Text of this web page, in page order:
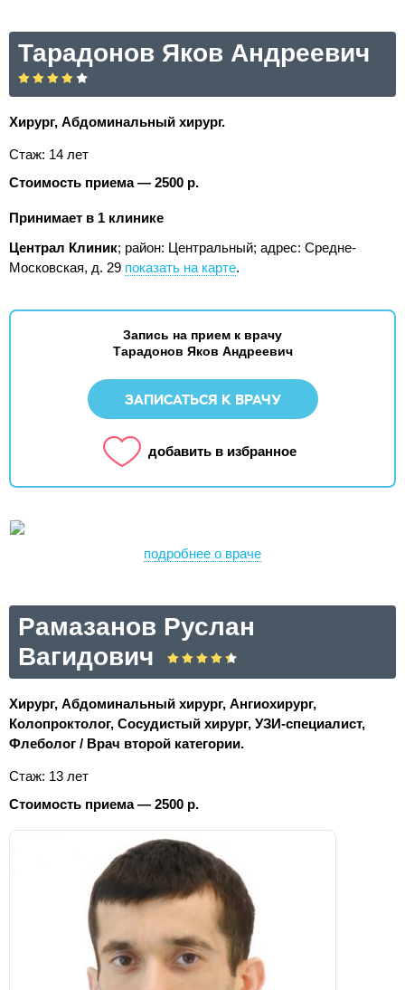
Тарадонов Яков Андреевич
Хирург, Абдоминальный хирург.
Стаж: 14 лет
Стоимость приема — 2500 р.
Принимает в 1 клинике
Централ Клиник; район: Центральный; адрес: Средне-
Московская, д. 29 показать на карте.
Запись на прием к врачу
Тарадонов Яков Андреевич
ЗАПИСАТЬСЯ К ВРАЧУ
добавить в избранное
подробнее о враче
Рамазанов Руслан
Вагидович
Хирург, Абдоминальный хирург, Ангиохирург,
Колопроктолог, Сосудистый хирург, УЗИ-специалист,
Флеболог / Врач второй категории.
Стаж: 13 лет
Стоимость приема — 2500 р.